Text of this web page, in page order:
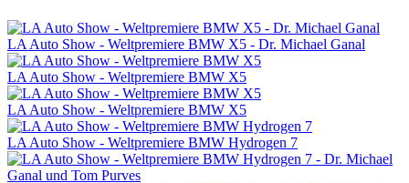
LA Auto Show - Weltpremiere BMW X5 - Dr. Michael Ganal
LA Auto Show - Weltpremiere BMW X5
LA Auto Show - Weltpremiere BMW X5
LA Auto Show - Weltpremiere BMW Hydrogen 7